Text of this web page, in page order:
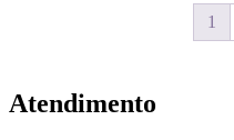
1
Atendimento